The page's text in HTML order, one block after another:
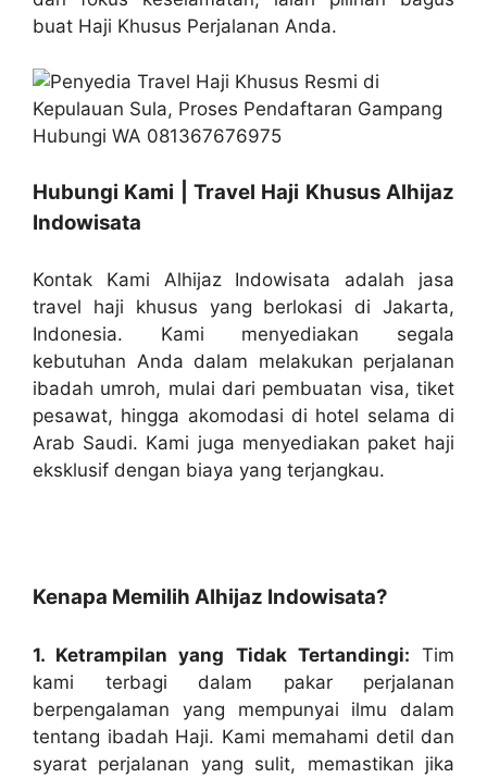
buat Haji Khusus Perjalanan Anda.
Hubungi Kami | Travel Haji Khusus Alhijaz
Indowisata
Kontak Kami Alhijaz Indowisata adalah jasa
travel haji khusus yang berlokasi di Jakarta,
Indonesia. Kami menyediakan segala
kebutuhan Anda dalam melakukan perjalanan
ibadah umroh, mulai dari pembuatan visa, tiket
pesawat, hingga akomodasi di hotel selama di
Arab Saudi. Kami juga menyediakan paket haji
eksklusif dengan biaya yang terjangkau.
Kenapa Memilih Alhijaz Indowisata?
1. Ketrampilan yang Tidak Tertandingi: Tim
kami terbagi dalam pakar perjalanan
berpengalaman yang mempunyai ilmu dalam
tentang ibadah Haji. Kami memahami detil dan
syarat perjalanan yang sulit, memastikan jika